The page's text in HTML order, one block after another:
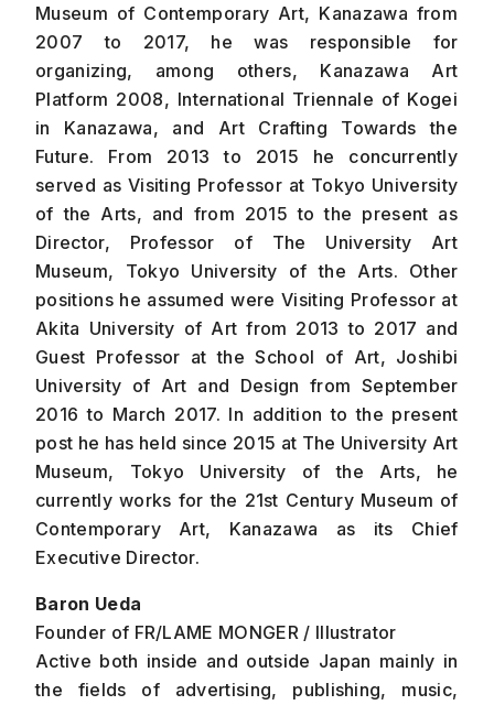
Museum of Contemporary Art, Kanazawa from
2007 to 2017, he was responsible for
organizing, among others, Kanazawa Art
Platform 2008, International Triennale of Kogei
in Kanazawa, and Art Crafting Towards the
Future. From 2013 to 2015 he concurrently
served as Visiting Professor at Tokyo University
of the Arts, and from 2015 to the present as
Director, Professor of The University Art
Museum, Tokyo University of the Arts. Other
positions he assumed were Visiting Professor at
Akita University of Art from 2013 to 2017 and
Guest Professor at the School of Art, Joshibi
University of Art and Design from September
2016 to March 2017. In addition to the present
post he has held since 2015 at The University Art
Museum, Tokyo University of the Arts, he
currently works for the 21st Century Museum of
Contemporary Art, Kanazawa as its Chief
Executive Director.
Baron Ueda
Founder of FR/LAME MONGER / Illustrator
Active both inside and outside Japan mainly in
the fields of advertising, publishing, music,